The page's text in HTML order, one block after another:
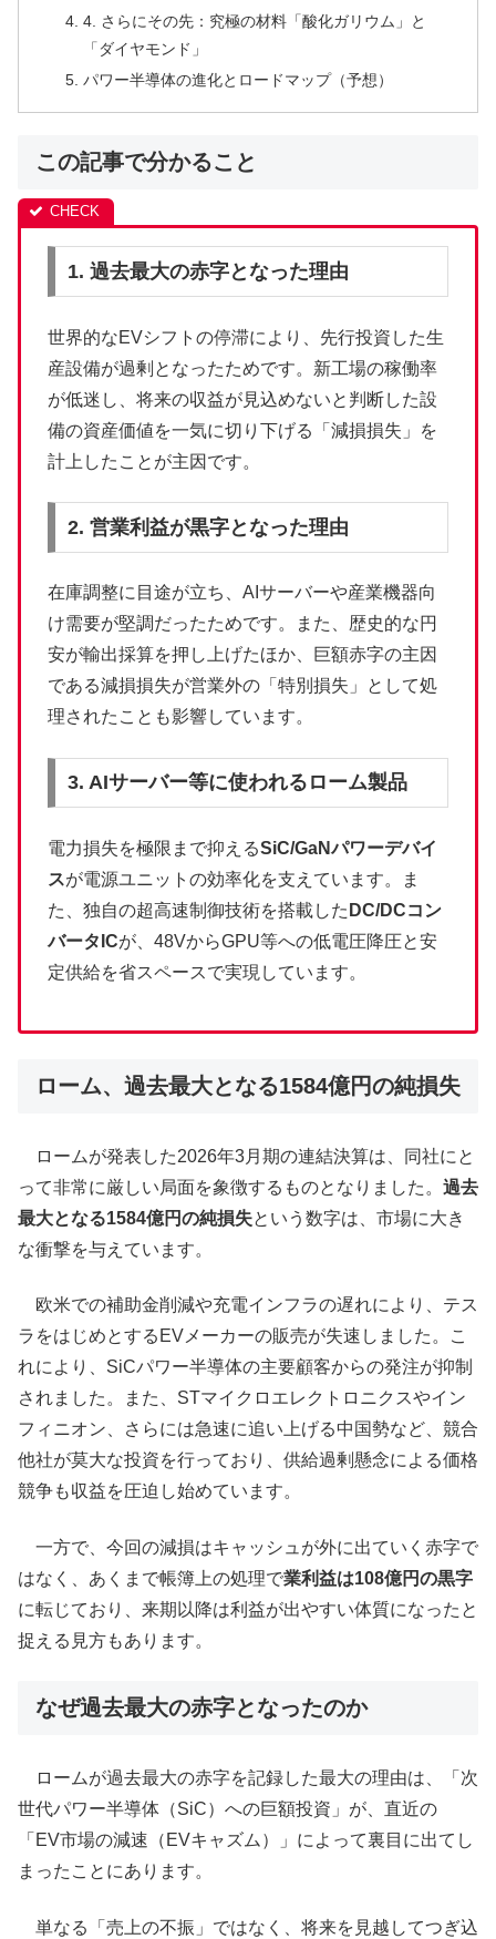
4. さらにその先：究極の材料「酸化ガリウム」と
「ダイヤモンド」
パワー半導体の進化とロードマップ（予想）
この記事で分かること
1. 過去最大の赤字となった理由
世界的なEVシフトの停滞により、先行投資した生
産設備が過剰となったためです。新工場の稼働率
が低迷し、将来の収益が見込めないと判断した設
備の資産価値を一気に切り下げる「減損損失」を
計上したことが主因です。
2. 営業利益が黒字となった理由
在庫調整に目途が立ち、AIサーバーや産業機器向
け需要が堅調だったためです。また、歴史的な円
安が輸出採算を押し上げたほか、巨額赤字の主因
である減損損失が営業外の「特別損失」として処
理されたことも影響しています。
3. AIサーバー等に使われるローム製品
電力損失を極限まで抑えるSiC/GaNパワーデバイ
スが電源ユニットの効率化を支えています。ま
た、独自の超高速制御技術を搭載した DC/DCコン
バータICが、48VからGPU等への低電圧降圧と安
定供給を省スペースで実現しています。
ローム、過去最大となる1584億円の純損失
ロームが発表した2026年3月期の連結決算は、同社にと
って非常に厳しい局面を象徴するものとなりました。 過去
最大となる1584億円の純損失という数字は、市場に大き
な衝撃を与えています。
欧米での補助金削減や充電インフラの遅れにより、テス
ラをはじめとするEVメーカーの販売が失速しました。こ
れにより、SiCパワー半導体の主要顧客からの発注が抑制
されました。また、STマイクロエレクトロニクスやイン
フィニオン、さらには急速に追い上げる中国勢など、競合
他社が莫大な投資を行っており、供給過剰懸念による価格
競争も収益を圧迫し始めています。
一方で、今回の減損はキャッシュが外に出ていく赤字で
はなく、あくまで帳簿上の処理で業利益は108億円の黒字
に転じており、来期以降は利益が出やすい体質になったと
捉える見方もあります。
なぜ過去最大の赤字となったのか
ロームが過去最大の赤字を記録した最大の理由は、「次
世代パワー半導体（SiC）への巨額投資」が、直近の
「EV市場の減速（EVキャズム）」によって裏目に出てし
まったことにあります。
単なる「売上の不振」ではなく、将来を見越してつぎ込